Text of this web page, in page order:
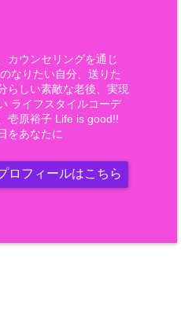
カウンセリングを通じ
なりたい自分、送りた
らしい素敵な老後、実現
ライフスタイルコーデ
壱原裕子 Life is good!!
をあなたに
ロフィールはこちら